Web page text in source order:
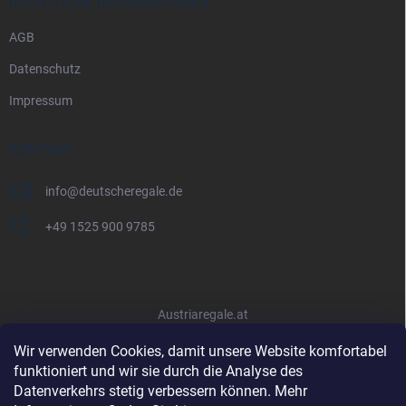
Wir verwenden Cookies, damit unsere Website komfortabel
funktioniert und wir sie durch die Analyse des
Datenverkehrs stetig verbessern können. Mehr
AGB
Datenschutz
Impressum
KONTAKT
info@deutscheregale.de
+49 1525 900 9785
Austriaregale.at